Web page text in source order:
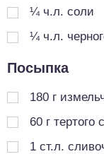
¼ ч.л. соли
¼ ч.л.
Посыпка
180 г
60 г тертого
1 ст.л.